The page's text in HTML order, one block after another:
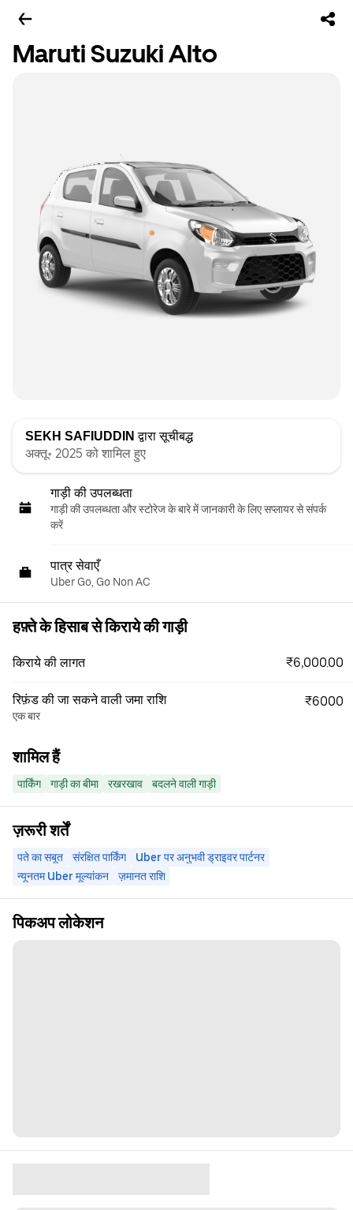
Maruti Suzuki Alto
SEKH SAFIUDDIN द्वारा सूचीबद्ध
अक्तू॰ 2025 को शामिल हुए
गाड़ी की उपलब्धता
गाड़ी की उपलब्धता और स्‍टोरेज के बारे में जानकारी के लिए सप्लायर से संपर्क
करें
पात्र सेवाएँ
Uber Go, Go Non AC
हफ़्ते के हिसाब से किराये की गाड़ी
किराये की लागत ₹6,000.00
रिफ़ंड की जा सकने वाली जमा राशि
एक बार
₹6000
शामिल हैं
पार्किंग गाड़ी का बीमा रखरखाव बदलने वाली गाड़ी
ज़रूरी शर्तें
पते का सबूत संरक्षित पार्किंग
Uber पर अनुभवी ड्राइवर पार्टनर
न्यूनतम Uber मूल्यांकन
ज़मानत राशि
पिकअप लोकेशन